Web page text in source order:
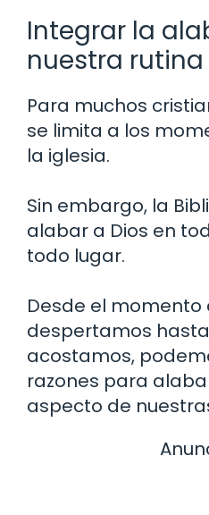
Integrar la
nuestra
Para muchos
se limita a los
la iglesia.
Sin embargo, la
alabar a Dios en
todo lugar.
Desde el momento
despertamos
acostamos,
razones para
aspecto de